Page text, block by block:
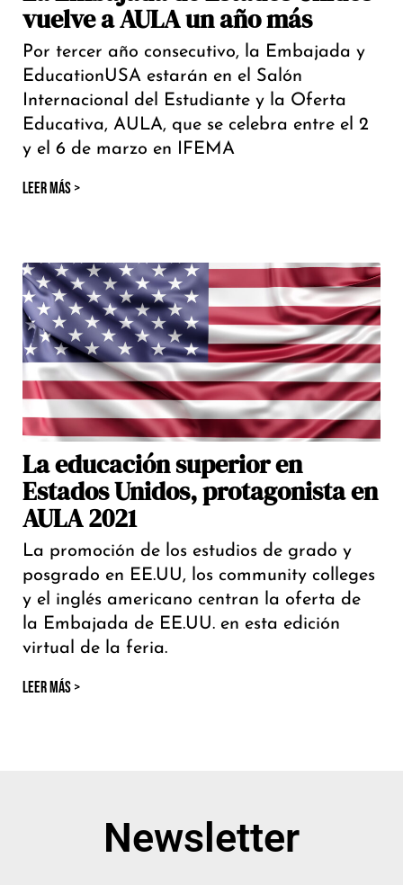
vuelve a AULA un año más
Por tercer año consecutivo, la Embajada y
EducationUSA estarán en el Salón
Internacional del Estudiante y la Oferta
Educativa, AULA, que se celebra entre el 2
y el 6 de marzo en IFEMA
LEER MÁS >
La educación superior en
Estados Unidos, protagonista en
AULA 2021
La promoción de los estudios de grado y
posgrado en EE.UU, los community colleges
y el inglés americano centran la oferta de
la Embajada de EE.UU. en esta edición
virtual de la feria.
LEER MÁS >
Newsletter